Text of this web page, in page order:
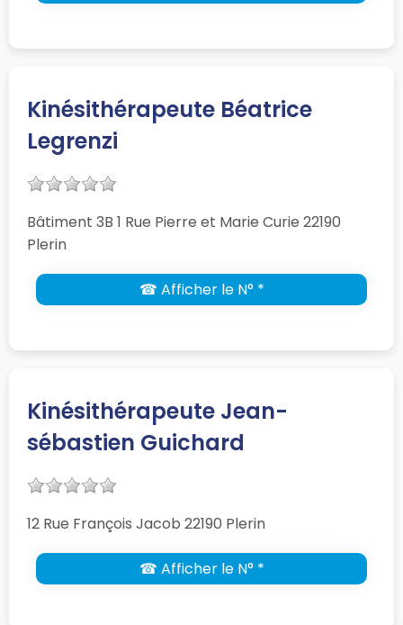
Kinésithérapeute Béatrice
Legrenzi
Bâtiment 3B 1 Rue Pierre et Marie Curie 22190
Plerin
☎ Afficher le N° *
Kinésithérapeute Jean-
sébastien Guichard
12 Rue François Jacob 22190 Plerin
☎ Afficher le N° *